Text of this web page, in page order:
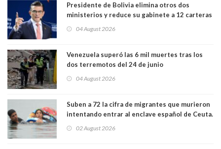
Presidente de Bolivia elimina otros dos
ministerios y reduce su gabinete a 12 carteras
04 August 2026
Venezuela superó las 6 mil muertes tras los
dos terremotos del 24 de junio
04 August 2026
Suben a 72 la cifra de migrantes que murieron
intentando entrar al enclave español de Ceuta.
02 August 2026